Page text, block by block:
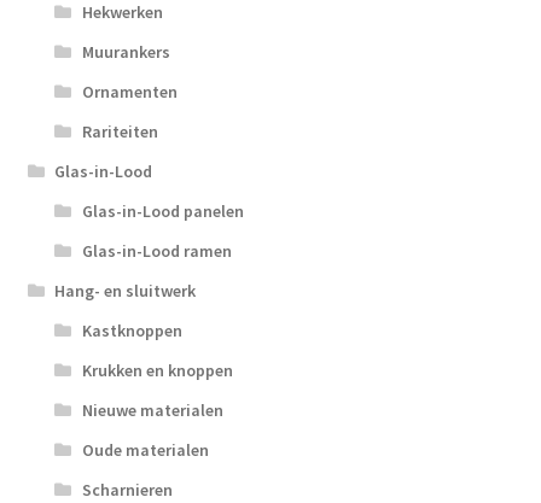
Hekwerken
Muurankers
Ornamenten
Rariteiten
Glas-in-Lood
Glas-in-Lood panelen
Glas-in-Lood ramen
Hang- en sluitwerk
Kastknoppen
Krukken en knoppen
Nieuwe materialen
Oude materialen
Scharnieren